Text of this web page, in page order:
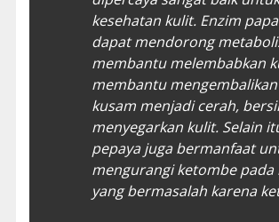
kesehatan kulit. Enzim
dapat mendorong
membantu melembabkan
membantu
kusam menjadi cerah,
menyegarkan kulit. Selain
pepaya juga bermanfaat
mengurangi ketombe
yang bermasalah karena